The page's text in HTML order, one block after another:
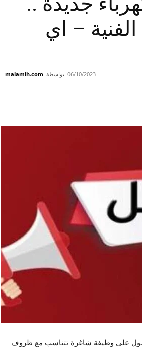
– اي
بواسطة malamih.com
- 06/10/2023
على وظيفة شاغرة تتناسب مع ظروف